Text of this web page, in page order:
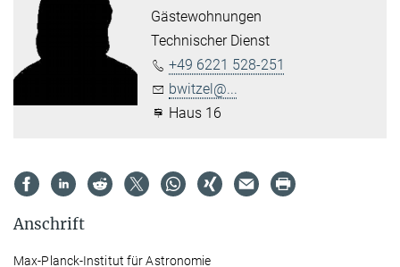
Gästewohnungen
Technischer Dienst
+49 6221 528-251
bwitzel@...
Haus 16
Anschrift
Max-Planck-Institut für Astronomie